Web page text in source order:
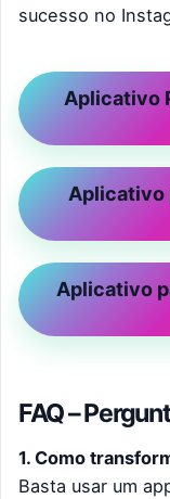
sucesso no
Aplicativo
Aplicativo
Aplicativo
FAQ –
1. Como
Basta usar um